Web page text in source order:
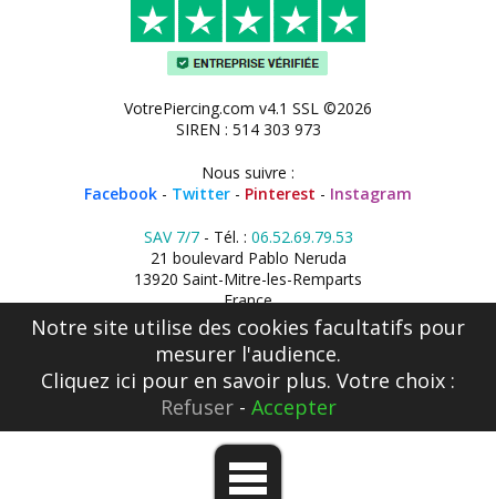
VotrePiercing.com v4.1 SSL ©2026
SIREN : 514 303 973
Nous suivre :
Facebook - Twitter - Pinterest - Instagram
SAV 7/7- Tél. : 06.52.69.79.53
21 boulevard Pablo Neruda
13920 Saint-Mitre-les-Remparts
France
Notre site utilise des cookies facultatifs pour
mesurer l'audience.
Cliquez ici pour en savoir plus. Votre choix :
Refuser- Accepter